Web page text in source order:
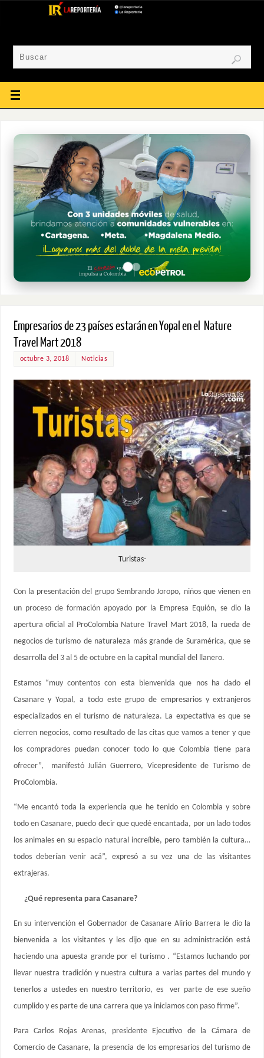
Empresarios de 23 países estarán en Yopal en el Nature
Travel Mart 2018
octubre 3, 2018 Noticias
Turistas-
Con la presentación del grupo Sembrando Joropo, niños que vienen en
un proceso de formación apoyado por la Empresa Equión, se dio la
apertura oficial al ProColombia Nature Travel Mart 2018, la rueda de
negocios de turismo de naturaleza más grande de Suramérica, que se
desarrolla del 3 al 5 de octubre en la capital mundial del llanero.
Estamos “muy contentos con esta bienvenida que nos ha dado el
Casanare y Yopal, a todo este grupo de empresarios y extranjeros
especializados en el turismo de naturaleza. La expectativa es que se
cierren negocios, como resultado de las citas que vamos a tener y que
los compradores puedan conocer todo lo que Colombia tiene para
ofrecer”, manifestó Julián Guerrero, Vicepresidente de Turismo de
ProColombia.
“Me encantó toda la experiencia que he tenido en Colombia y sobre
todo en Casanare, puedo decir que quedé encantada, por un lado todos
los animales en su espacio natural increíble, pero también la cultura…
todos deberían venir acá”, expresó a su vez una de las visitantes
extrajeras.
¿Qué representa para Casanare?
En su intervención el Gobernador de Casanare Alirio Barrera le dio la
bienvenida a los visitantes y les dijo que en su administración está
haciendo una apuesta grande por el turismo . “Estamos luchando por
llevar nuestra tradición y nuestra cultura a varias partes del mundo y
tenerlos a ustedes en nuestro territorio, es ver parte de ese sueño
cumplido y es parte de una carrera que ya iniciamos con paso firme”.
Para Carlos Rojas Arenas, presidente Ejecutivo de la Cámara de
Comercio de Casanare, la presencia de los empresarios del turismo de